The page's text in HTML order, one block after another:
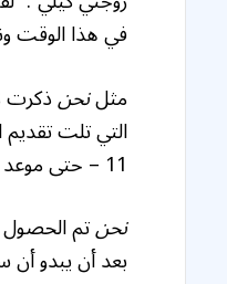
في هذا الوقت
مثلنحنذكرت
11 – حتى موعد محكمة مستقبلية.
نحن
بعد أن يبدو أن